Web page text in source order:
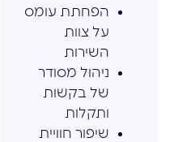
הפחתת עומס
על צוות
השירות
ניהול מסודר
של בקשות
ותקלות
שיפור חוויית